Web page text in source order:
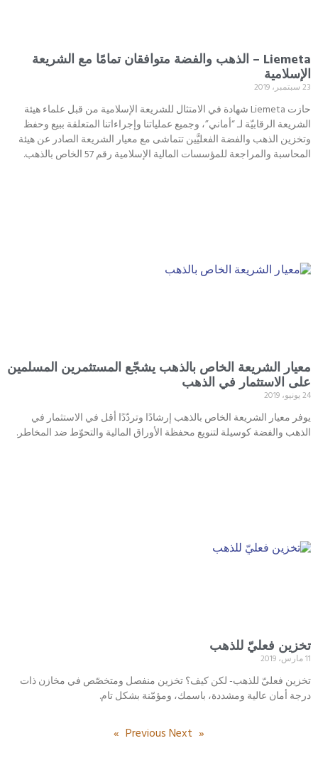
Liemeta – الذهب والفضة متوافقان تمامًا مع الشريعة
الإسلامية
23 سبتمبر، 2019
حازت Liemeta شهادة في الامتثال للشريعة الإسلامية من قبل علماء هيئة
الشريعة الرقابيّة لـ “أماني”، وجميع عملياتنا وإجراءاتنا المتعلقة ببيع وحفظ
وتخزين الذهب والفضة الفعليَّين تتماشى مع معيار الشريعة الصادر عن هيئة
المحاسبة والمراجعة للمؤسسات المالية الإسلامية رقم 57 الخاص بالذهب.
معيار الشريعة الخاص بالذهب يشجّع المستثمرين المسلمين
على الاستثمار في الذهب
24 يونيو، 2019
يوفر معيار الشريعة الخاص بالذهب إرشادًا وتردّدًا أقل في الاستثمار في
الذهب والفضة كوسيلة لتنويع محفظة الأوراق المالية والتحوّط ضد المخاطر.
تخزين فعليّ للذهب
11 مارس، 2019
تخزين فعليّ للذهب- لكن كيف؟ تخزين منفصل ومتخصّص في مخازن ذات
درجة أمان عالية ومشددة، باسمك، ومؤمّنة بشكل تام.
« Previous
Next »